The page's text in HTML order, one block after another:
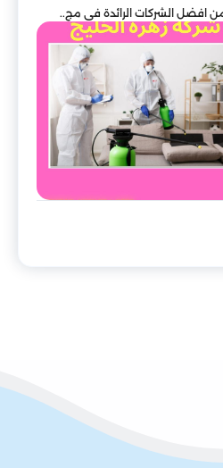
افضل الشركات الرائدة في مج..